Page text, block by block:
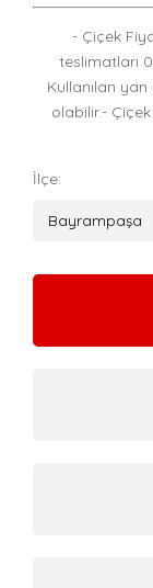
- Çiçek
teslimatları
Kullanılan
olabilir.-
İlçe: